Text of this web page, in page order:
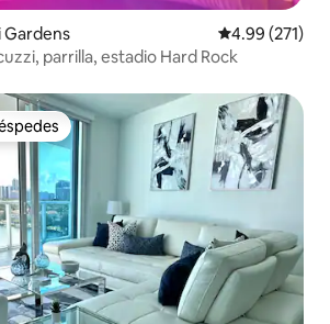
Gardens Calificación
4.99 (271)
parrilla, estadio Hard Rock